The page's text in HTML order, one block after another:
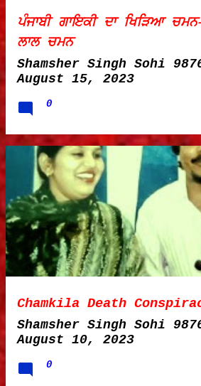
ਪੰਜਾਬੀ ਗਾਇਕੀ ਦਾ ਖਿੜਿਆ
ਲਾਲ ਚਮਨ
Shamsher Singh Sohi
August 15, 2023
0
Chamkila Death
Shamsher Singh Sohi
August 10, 2023
0